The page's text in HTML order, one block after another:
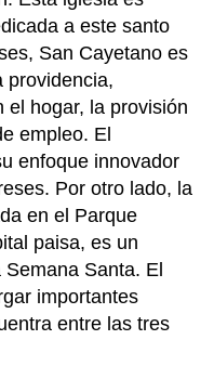
a este santo
San Cayetano es
providencia,
el hogar, la provisión
empleo. El
enfoque innovador
Por otro lado, la
en el Parque
paisa, es un
Santa. El
importantes
entre las tres